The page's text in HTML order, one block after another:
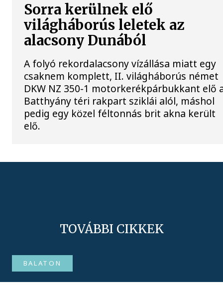
Sorra kerülnek elő
világháborús leletek az
alacsony Dunából
A folyó rekordalacsony vízállása miatt egy
csaknem komplett, II. világháborús német
DKW NZ 350-1 motorkerékpárbukkant elő
Batthyány téri rakpart sziklái alól, máshol
pedig egy közel féltonnás brit akna került
elő.
TOVÁBBI CIKKEK
BALATON